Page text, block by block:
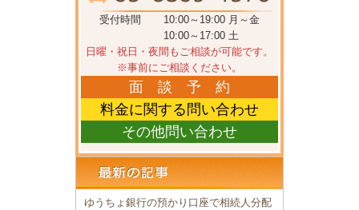
受付時間
10:00～19:00 月～金
10:00～17:00 土
日曜・祝日・夜間もご相談が可能です。
※事前にご相談ください。
面 談 予 約
料金に関する問い合わせ
その他問い合わせ
ゆうちょ銀行の預かり口座で相続人分配